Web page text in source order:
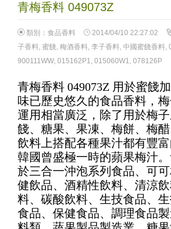
青梅香料 049073Z
類別： 食品香料 2014/04/10 22:27:02
子香料, 蜜餞, 梅酒香料, 李子香料, 中國蜜餞香料,
900111WW, 015162P1, 015060W1, 078126P
青梅香料 049073Z 用於蜜餞
味已歷史悠久的食品香料，
運用相當廣泛，除了用於梅
餞、糖果、果凍、梅餅、梅
飲料上搭配各種果汁都有豐
韓國曾盛極一時的蘋果梅汁
於三合一沖泡系列食品、可
健飲品、酒精性飲料、清涼
料、碳酸飲料、生技食品、
食品、保健食品、調理食品